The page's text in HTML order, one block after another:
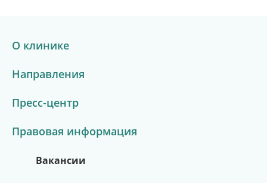
О клинике
Направления
Пресс-центр
Правовая информация
Вакансии